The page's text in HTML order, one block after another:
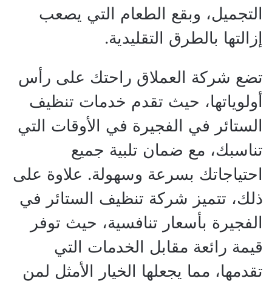
التجميل، وبقع الطعام التي يصعب
إزالتها بالطرق التقليدية.
تضع شركة العملاق راحتك على رأس
أولوياتها، حيث تقدم خدمات تنظيف
الستائر في الفجيرة في الأوقات التي
تناسبك، مع ضمان تلبية جميع
احتياجاتك بسرعة وسهولة. علاوة على
ذلك، تتميز شركة تنظيف الستائر في
الفجيرة بأسعار تنافسية، حيث توفر
قيمة رائعة مقابل الخدمات التي
تقدمها، مما يجعلها الخيار الأمثل لمن